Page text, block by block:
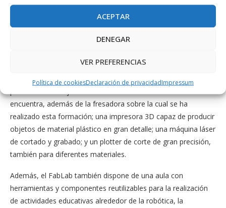
ACEPTAR
DENEGAR
VER PREFERENCIAS
Política de cookiesDeclaración de privacidadImpressum
supervisión del formador, y recibieron instrucciones de como
hacer el mantenimiento de la máquina para garantizar su
125m2, dispone de maquinaria avanzada para la fabricación
digital a pequeña escala, y está pensado para el auto
encuentra, además de la fresadora sobre la cual se ha
realizado esta formación; una impresora 3D capaz de producir
objetos de material plástico en gran detalle; una máquina láser
de cortado y grabado; y un plotter de corte de gran precisión,
también para diferentes materiales.
Además, el FabLab también dispone de una aula con
herramientas y componentes reutilizables para la realización
de actividades educativas alrededor de la robótica, la